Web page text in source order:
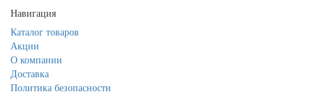
Навигация
Каталог товаров
Акции
О компании
Доставка
Политика безопасности